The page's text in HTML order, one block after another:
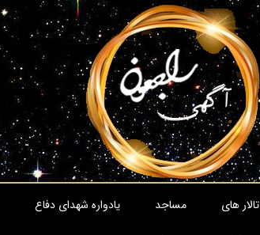
تالار های مساجد یادواره شهدای دفاع